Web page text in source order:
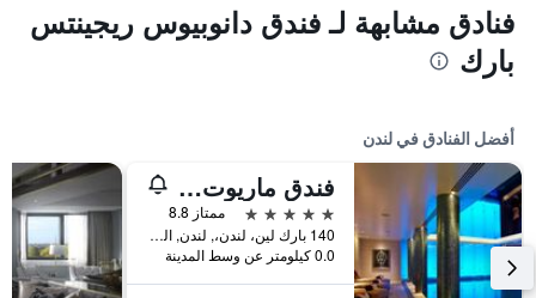
فنادق مشابهة لـ فندق دانوبيوس ريجينتس
بارك
أفضل الفنادق في لندن
فندق ماريوت لندن بارك لاين
5 نجوم
ممتاز 8.8
140 بارك لين، لندن،, لندن, المملكة المتحدة
0.0 كيلومتر عن وسط المدينة